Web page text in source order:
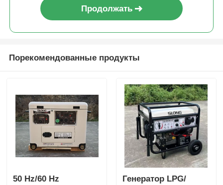
Продолжать
Порекомендованные продукты
50 Hz/60 Hz
Генератор LPG/